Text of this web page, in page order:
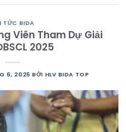
TỨC BIDA
Viên Tham Dự Giải
2025
6, 2025 BỞI HLV BIDA TOP